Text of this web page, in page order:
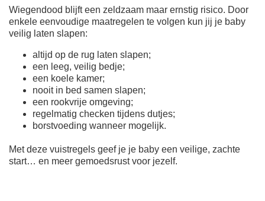
Wiegendood blijft een zeldzaam maar ernstig risico. Door
enkele eenvoudige maatregelen te volgen kun jij je baby
veilig laten slapen:
altijd op de rug laten slapen;
een leeg, veilig bedje;
een koele kamer;
nooit in bed samen slapen;
een rookvrije omgeving;
regelmatig checken tijdens dutjes;
borstvoeding wanneer mogelijk.
Met deze vuistregels geef je je baby een veilige, zachte
start… en meer gemoedsrust voor jezelf.